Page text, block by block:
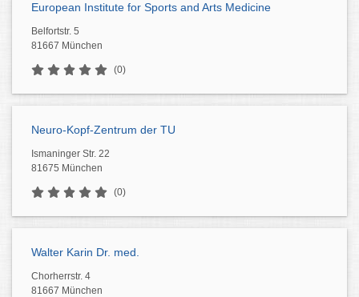
European Institute for Sports and Arts Medicine
Belfortstr. 5
81667 München
(0)
Neuro-Kopf-Zentrum der TU
Ismaninger Str. 22
81675 München
(0)
Walter Karin Dr. med.
Chorherrstr. 4
81667 München